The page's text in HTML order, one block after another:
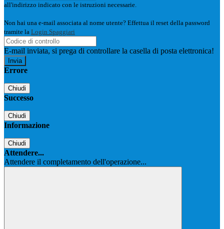
all'indirizzo indicato con le istruzioni necessarie.
Non hai una e-mail associata al nome utente? Effettua il reset della password
tramite la Login Spaggiari
E-mail inviata, si prega di controllare la casella di posta elettronica!
Errore
Chiudi
Successo
Chiudi
Informazione
Chiudi
Attendere...
Attendere il completamento dell'operazione...